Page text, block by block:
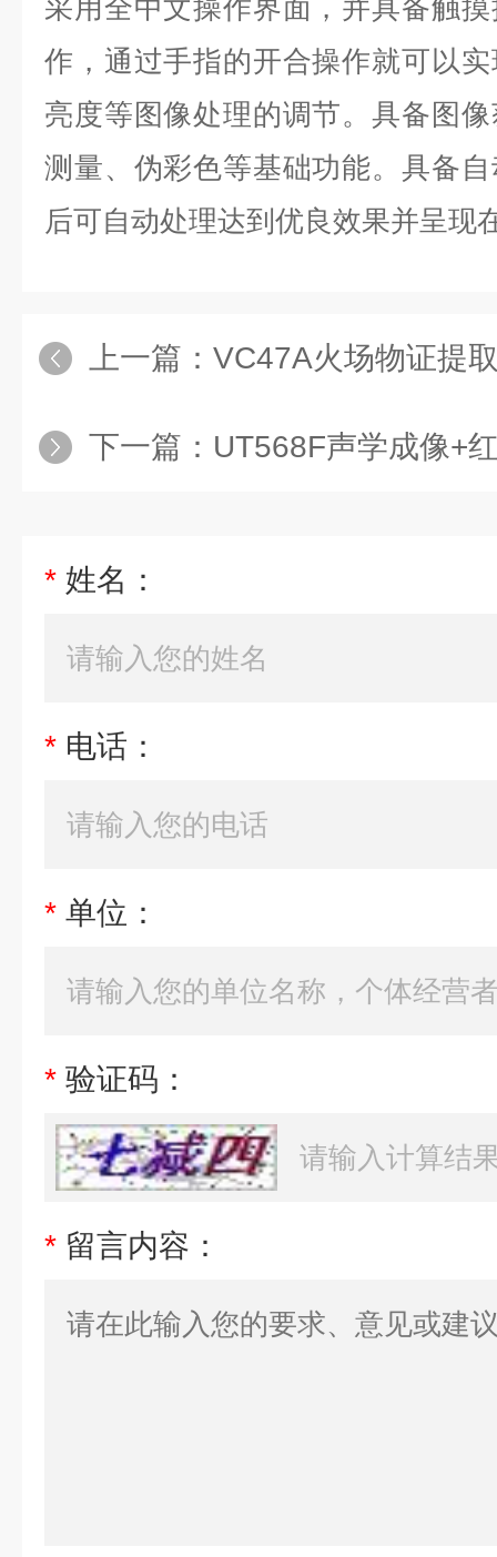
采用全中文操作界面，并具备触
作，通过手指的开合操作就可以
亮度等图像处理的调节。具备图
测量、伪彩色等基础功能。具备
后可自动处理达到优良效果并呈现
上一篇： VC47A火场物证提取装置
下一篇： UT568F声学成像+红外热
* 姓名：
* 电话：
* 单位：
* 验证码：
* 留言内容：